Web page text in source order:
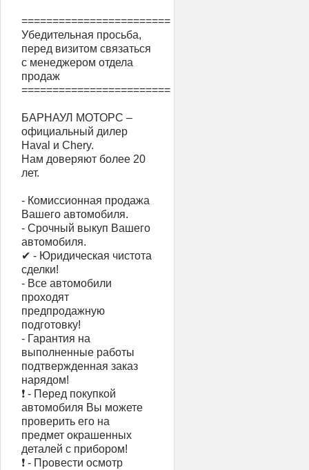
========================
Убедительная просьба,
перед визитом связаться
с менеджером отдела
продаж
========================
БАРНАУЛ МОТОРС –
официальный дилер
Haval и Chery.
Нам доверяют более 20
лет.
- Комиссионная продажа
Вашего автомобиля.
- Срочный выкуп Вашего
автомобиля.
✔ - Юридическая чистота
сделки!
- Все автомобили
проходят
предпродажную
подготовку!
- Гарантия на
выполненные работы
подтвержденная заказ
нарядом!
❗ - Перед покупкой
автомобиля Вы можете
проверить его на
предмет окрашенных
деталей с прибором!
❗ - Провести осмотр